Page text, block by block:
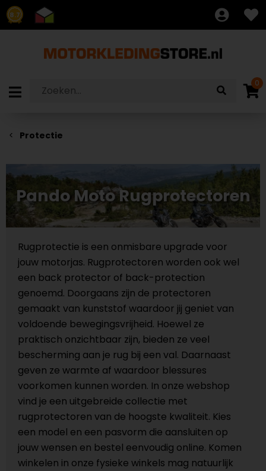
8.7
0
Protectie
Pando Moto Rugprotectoren
Rugprotectie is een onmisbare upgrade voor
jouw motorjas. Rugprotectoren worden ook wel
een back protector of back-protection
genoemd. Doorgaans zijn de protectoren
gemaakt van kunststof waardoor jij geniet van
voldoende bewegingsvrijheid. Hoewel ze
praktisch onzichtbaar zijn, bieden ze veel
bescherming aan je rug bij een val. Daarnaast
geven ze warmte af waardoor blessures
voorkomen kunnen worden. In onze webshop
vind je een uitgebreide collectie met
rugprotectoren van de hoogste kwaliteit. Kies
een model en een pasvorm die aansluiten op
jouw wensen en bestel eenvoudig online. Komen
winkelen in onze fysieke winkels mag natuurlijk